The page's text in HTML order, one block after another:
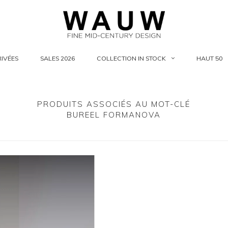
SALES 2026 COLLECTION IN STOCK HAUT 50
PRODUITS ASSOCIÉS AU MOT-CLÉ
BUREEL FORMANOVA